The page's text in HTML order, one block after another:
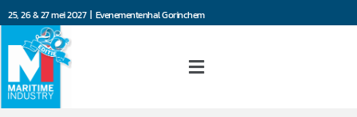
25, 26 & 27 mei 2027 | Evenementenhal Gorinchem